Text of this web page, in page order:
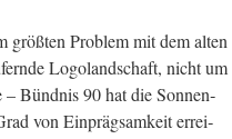
größ­ten Pro­blem mit dem alten
Logo­land­schaft, nicht um
– Bünd­nis 90 hat die Son­nen­
von Ein­präg­sam­keit errei­